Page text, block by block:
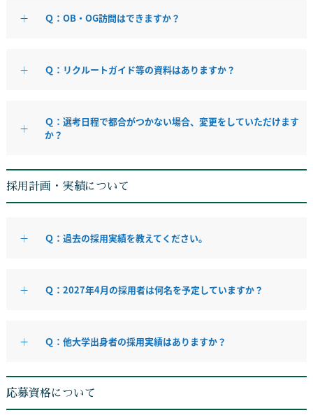
Ｑ：OB・OG訪問はできますか？
Ｑ：リクルートガイド等の資料はありますか？
Ｑ：選考日程で都合がつかない場合、変更をしていただけます
か？
採用計画・実績について
Ｑ：過去の採用実績を教えてください。
Ｑ：2027年4月の採用者は何名を予定していますか？
Ｑ：他大学出身者の採用実績はありますか？
応募資格について